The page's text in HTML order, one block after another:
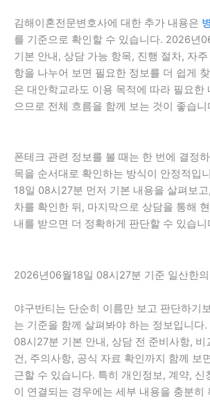
김해이혼전문변호사에 대한 추가 내용은
를 기준으로 확인할 수 있습니다. 2026년
기본 안내, 상담 가능 항목, 진행 절차, 자
항을 나누어 보면 필요한 정보를 더 쉽게
은 대안학교라도 이용 목적에 따라 필요한
으므로 전체 흐름을 함께 보는 것이 좋습니
폰테크 관련 정보를 볼 때는 한 번에 결정
목을 순서대로 확인하는 방식이 안정적입
18일 08시27분 먼저 기본 내용을 살펴보
차를 확인한 뒤, 마지막으로 상담을 통해
내를 받으면 더 정확하게 판단할 수 있습니
2026년06월18일 08시27분 기준 일산한
야구반티는 단순히 이름만 보고 판단하기
는 기준을 함께 살펴봐야 하는 정보입니다
08시27분 기본 안내, 상담 전 준비사항, 비
건, 주의사항, 공식 자료 확인까지 함께 보
근할 수 있습니다. 특히 개인정보, 계약, 신
이 연결되는 경우에는 세부 내용을 충분히